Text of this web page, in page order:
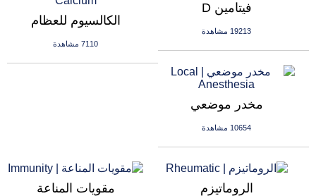
الكالسيوم للعظام
7110 مشاهدة
فيتامين D
19213 مشاهدة
مخدر موضعي
10654 مشاهدة
مقويات المناعة الروماتيزم